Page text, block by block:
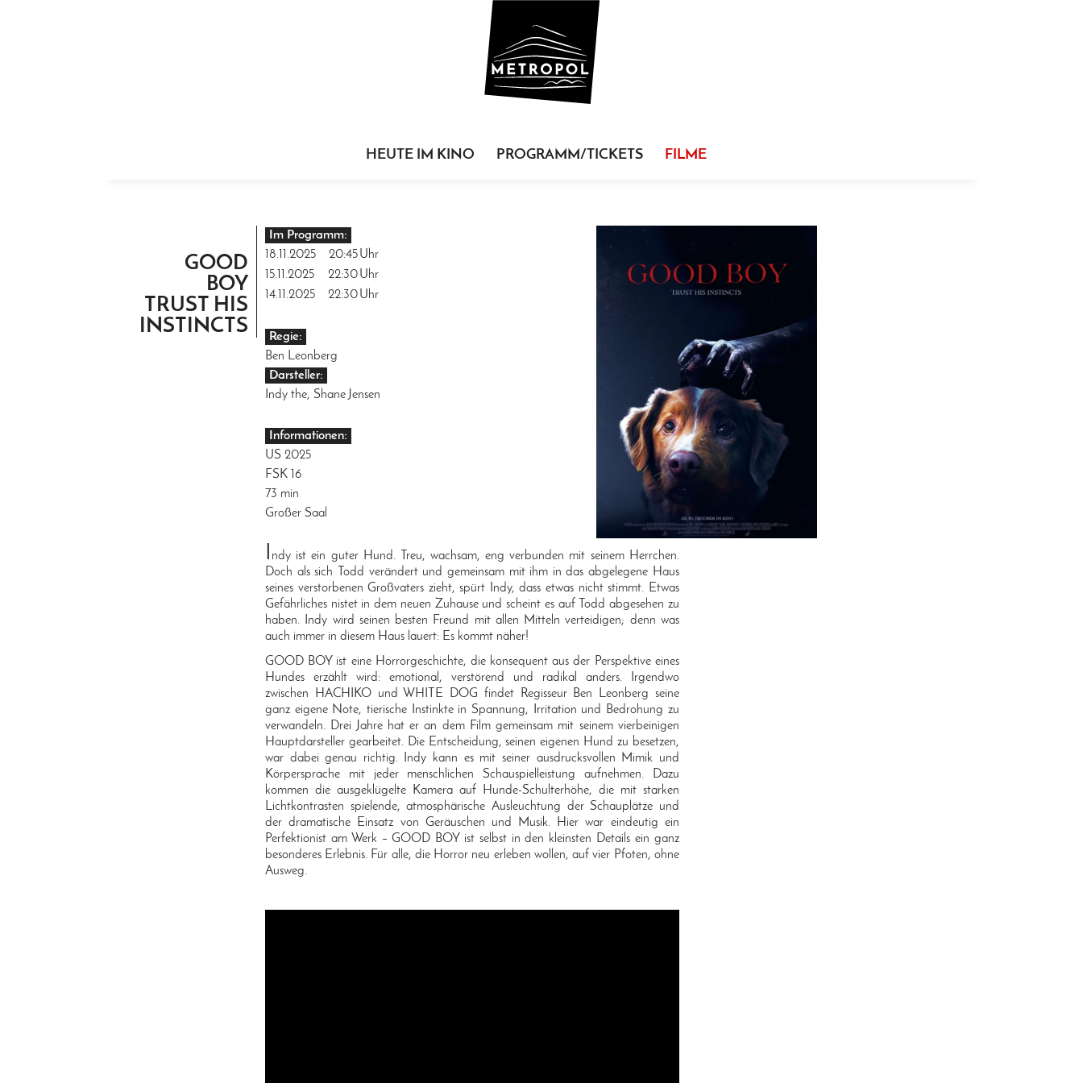
HEUTE IM KINO PROGRAMM/TICKETS FILME
GOOD
BOY
TRUST HIS
INSTINCTS
Im Programm:
18.11.2025
20:45Uhr
15.11.2025
22:30Uhr
14.11.2025
22:30Uhr
Regie:
Ben Leonberg
Darsteller:
Indy the, Shane Jensen
Informationen:
US 2025
FSK 16
73 min
Großer Saal
ndy ist ein guter Hund. Treu, wachsam, eng verbunden mit seinem Herrchen.
Doch als sich Todd verändert und gemeinsam mit ihm in das abgelegene Haus
seines verstorbenen Großvaters zieht, spürt Indy, dass etwas nicht stimmt. Etwas
Gefährliches nistet in dem neuen Zuhause und scheint es auf Todd abgesehen zu
haben. Indy wird seinen besten Freund mit allen Mitteln verteidigen; denn was
auch immer in diesem Haus lauert: Es kommt näher!
GOOD BOY ist eine Horrorgeschichte, die konsequent aus der Perspektive eines
Hundes erzählt wird: emotional, verstörend und radikal anders. Irgendwo
zwischen HACHIKO und WHITE DOG findet Regisseur Ben Leonberg seine
ganz eigene Note, tierische Instinkte in Spannung, Irritation und Bedrohung zu
verwandeln. Drei Jahre hat er an dem Film gemeinsam mit seinem vierbeinigen
Hauptdarsteller gearbeitet. Die Entscheidung, seinen eigenen Hund zu besetzen,
war dabei genau richtig. Indy kann es mit seiner ausdrucksvollen Mimik und
Körpersprache mit jeder menschlichen Schauspielleistung aufnehmen. Dazu
kommen die ausgeklügelte Kamera auf Hunde-Schulterhöhe, die mit starken
Lichtkontrasten spielende, atmosphärische Ausleuchtung der Schauplätze und
der dramatische Einsatz von Geräuschen und Musik. Hier war eindeutig ein
Perfektionist am Werk – GOOD BOY ist selbst in den kleinsten Details ein ganz
besonderes Erlebnis. Für alle, die Horror neu erleben wollen, auf vier Pfoten, ohne
Ausweg.